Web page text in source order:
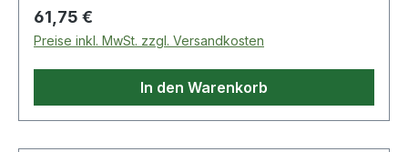
Regulärer Preis:
61,75 €
Preise inkl. MwSt. zzgl. Versandkosten
In den Warenkorb